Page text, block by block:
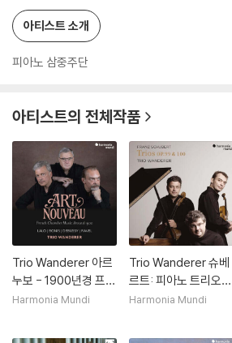
아티스트 소개
피아노 삼중주단
아티스트의 전체작품
Trio Wanderer 아르
누보 - 1900년경 프랑
스 실내악 (Art Nouv
Harmonia Mundi
Trio Wanderer 슈베
르트: 피아노 트리오
(Schubert: Piano Tr
Harmonia Mundi